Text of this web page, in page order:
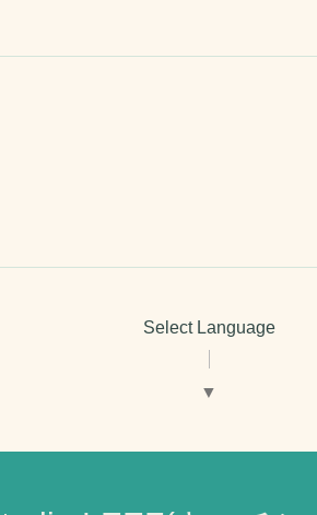
Select Language
▼